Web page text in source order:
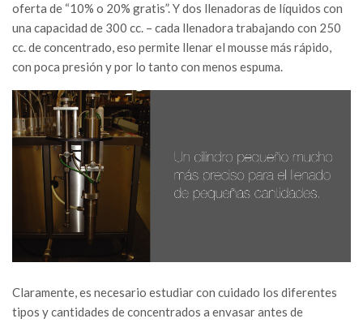
oferta de “10% o 20% gratis”. Y dos llenadoras de líquidos con
una capacidad de 300 cc. – cada llenadora trabajando con 250
cc. de concentrado, eso permite llenar el mousse más rápido,
con poca presión y por lo tanto con menos espuma.
Claramente, es necesario estudiar con cuidado los diferentes
tipos y cantidades de concentrados a envasar antes de